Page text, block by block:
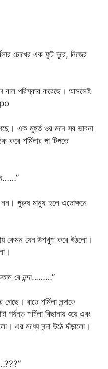
চোখের এক ফুট দূরে, নিজের
বাল পরিস্কার করেছে। আসলেই
গেছে। এক মুহুর্ত ওর মনে সব ভাবনা
করে শর্মিলার পা টিপতে
পুরুষ মানুষ হলে এতোক্ষনে
কেমন যেন উশখুশ করে উঠলো।
রে নন্দা………”
রাতে শর্মিলা নন্দাকে
পর্যন্ত শর্মিলা বিছানায় শুয়ে এবং
এর মধ্যে নন্দা উঠে দাঁড়ালো।